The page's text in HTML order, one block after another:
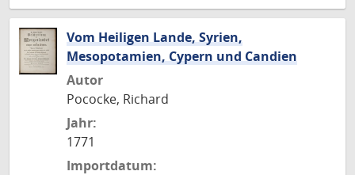
Vom Heiligen Lande, Syrien,
Mesopotamien, Cypern und Candien
Autor
Pococke, Richard
Jahr:
1771
Importdatum: